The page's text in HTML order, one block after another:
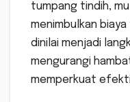
tumpang tindih,
menimbulkan
dinilai menjadi
mengurangi
memperkuat